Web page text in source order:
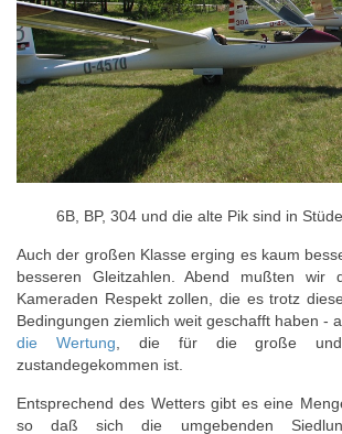
6B, BP, 304 und die alte Pik sind in
Auch der großen Klasse erging es kaum
besseren Gleitzahlen. Abend mußten wir
Kameraden Respekt zollen, die es trotz
Bedingungen ziemlich weit geschafft haben -
die Wertung, die für die große und
zustandegekommen ist.
Entsprechend des Wetters gibt es eine
so daß sich die umgebenden